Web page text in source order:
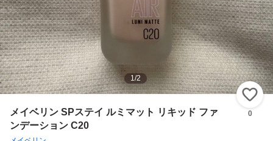
1/2
メイベリン SPステイ ルミマット リキッド ファ
ンデーション C20
0